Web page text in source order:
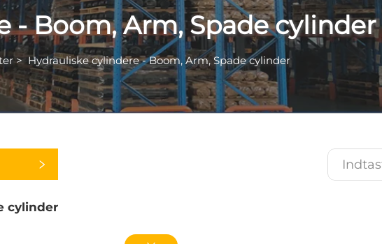
- Boom, Arm, Spade cylinder
>Hydrauliske cylindere - Boom, Arm, Spade cylinder
cylinder